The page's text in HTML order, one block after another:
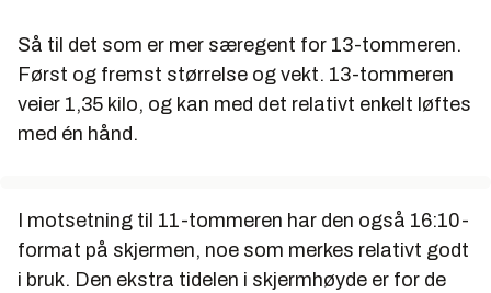
Så til det som er mer særegent for 13-tommeren.
Først og fremst størrelse og vekt. 13-tommeren
veier 1,35 kilo, og kan med det relativt enkelt løftes
med én hånd.
I motsetning til 11-tommeren har den også 16:10-
format på skjermen, noe som merkes relativt godt
i bruk. Den ekstra tidelen i skjermhøyde er for de